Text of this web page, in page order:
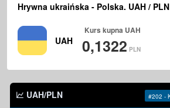
Hrywna ukraińska - Polska. UAH / PLN
UAH
Kurs kupna UAH
0,1322 PLN
UAH/PLN